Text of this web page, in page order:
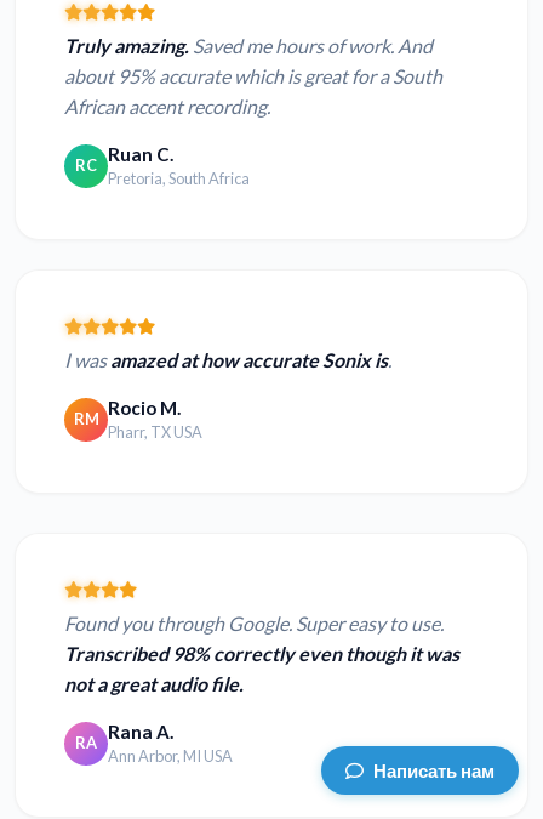
Truly amazing. Saved me hours of work. And
about 95% accurate which is great for a South
African accent recording.
RC Ruan C.
Pretoria, South Africa
I wasamazed at how accurate Sonix is.
RM Rocio M.
Pharr, TX USA
Found you through Google. Super easy to use.
Transcribed 98% correctly even though it was
not a great audio file.
RA Rana A.
Ann Arbor, MI USA
Написать нам